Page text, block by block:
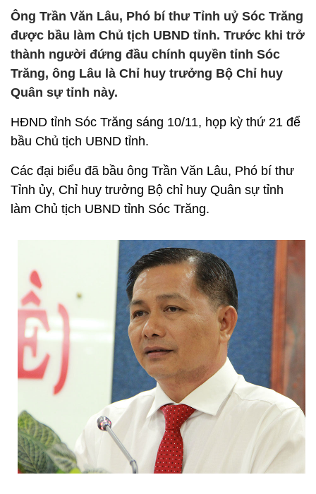
Ông Trần Văn Lâu, Phó bí thư Tỉnh uỷ Sóc Trăng
được bầu làm Chủ tịch UBND tỉnh. Trước khi trở
thành người đứng đầu chính quyền tỉnh Sóc
Trăng, ông Lâu là Chỉ huy trưởng Bộ Chỉ huy
Quân sự tỉnh này.
HĐND tỉnh Sóc Trăng sáng 10/11, họp kỳ thứ 21 để
bầu Chủ tịch UBND tỉnh.
Các đại biểu đã bầu ông Trần Văn Lâu, Phó bí thư
Tỉnh ủy, Chỉ huy trưởng Bộ chỉ huy Quân sự tỉnh
làm Chủ tịch UBND tỉnh Sóc Trăng.